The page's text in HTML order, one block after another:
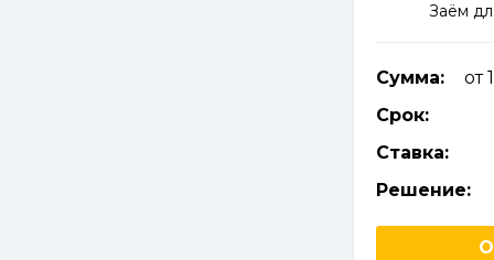
Заём
Сумма:
от
Срок:
Ставка:
Решение: